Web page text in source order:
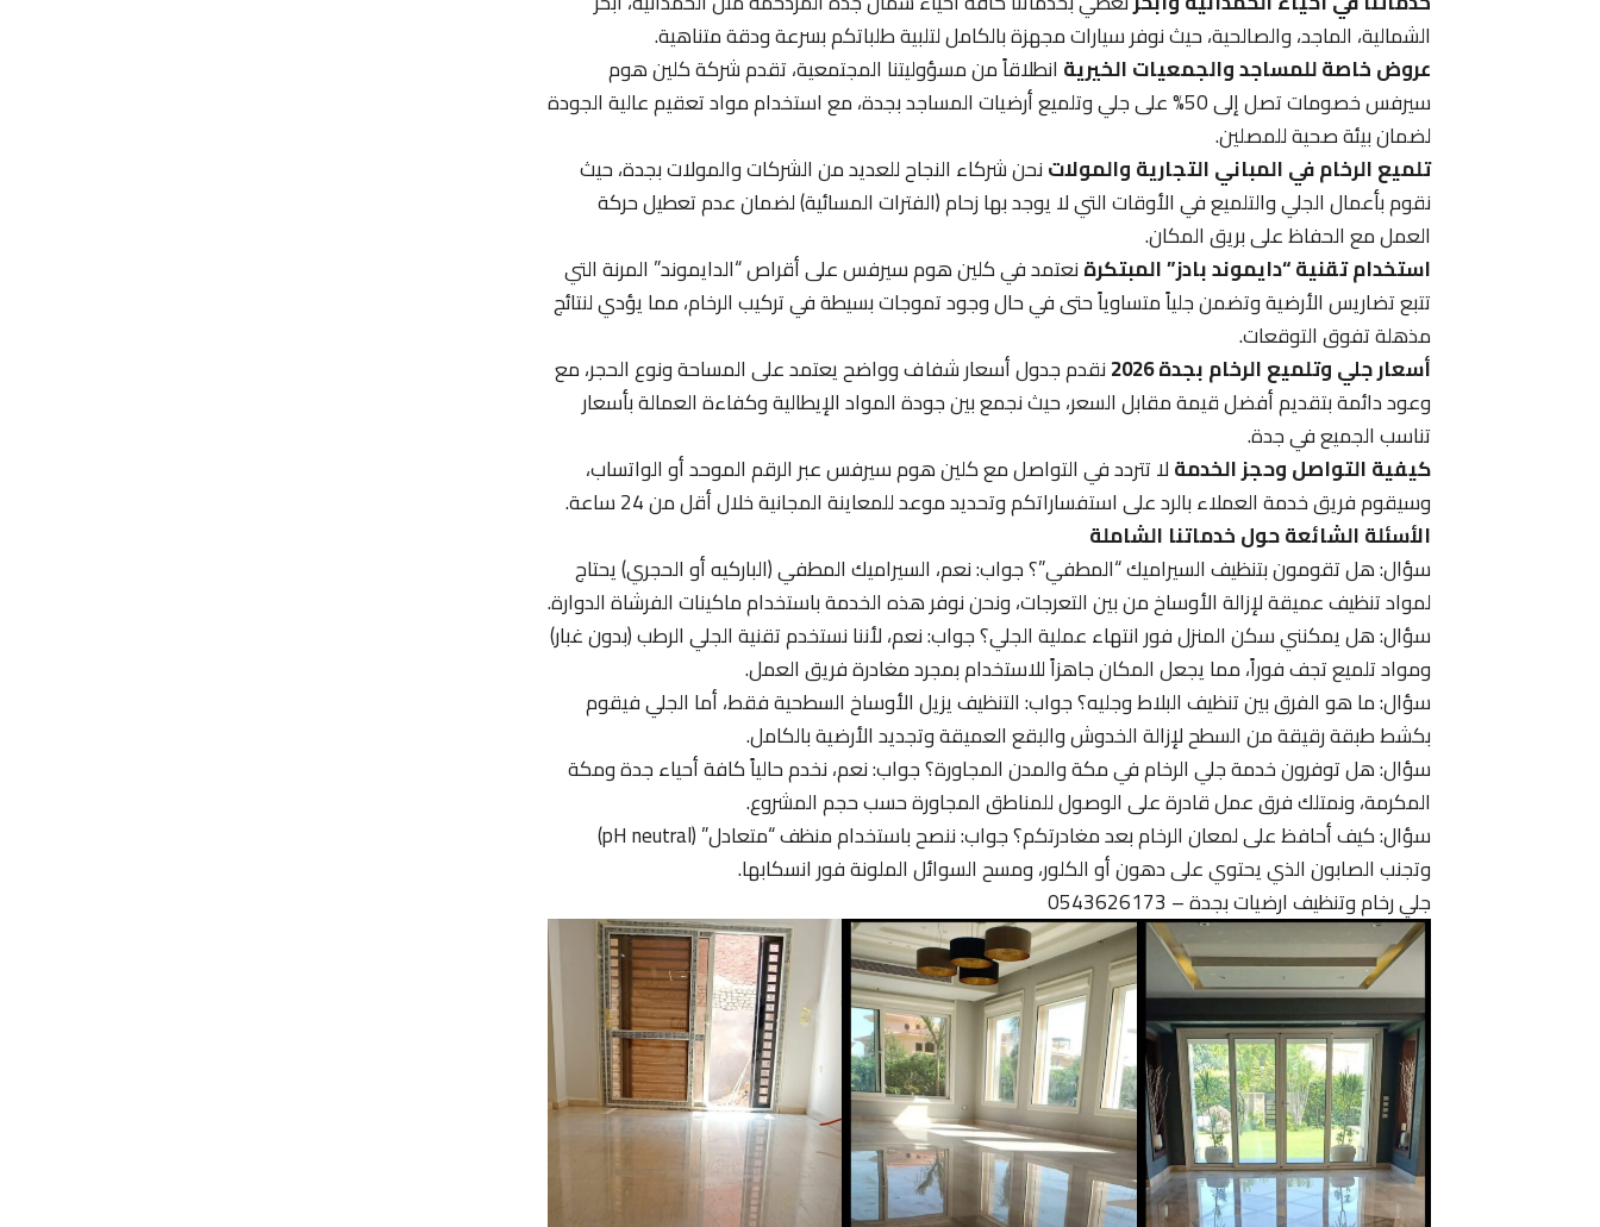
الشمالية، الماجد، والصالحية، حيث نوفر سيارات مجهزة بالكامل لتلبية طلباتكم بسرعة ودقة متناهية.
عروض خاصة للمساجد والجمعيات الخيرية انطلاقاً من مسؤوليتنا المجتمعية، تقدم شركة كلين هوم
سيرفس خصومات تصل إلى 50% على جلي وتلميع أرضيات المساجد بجدة، مع استخدام مواد تعقيم عالية الجودة
لضمان بيئة صحية للمصلين.
تلميع الرخام في المباني التجارية والمولاتنحن شركاء النجاح للعديد من الشركات والمولات بجدة، حيث
نقوم بأعمال الجلي والتلميع في الأوقات التي لا يوجد بها زحام (الفترات المسائية) لضمان عدم تعطيل حركة
العمل مع الحفاظ على بريق المكان.
استخدام تقنية “دايموند بادز” المبتكرةنعتمد في كلين هوم سيرفس على أقراص “الدايموند” المرنة التي
تتبع تضاريس الأرضية وتضمن جلياً متساوياً حتى في حال وجود تموجات بسيطة في تركيب الرخام، مما يؤدي لنتائج
مذهلة تفوق التوقعات.
أسعار جلي وتلميع الرخام بجدة 2026
نقدم جدول أسعار شفاف وواضح يعتمد على المساحة ونوع الحجر، مع
وعود دائمة بتقديم أفضل قيمة مقابل السعر، حيث نجمع بين جودة المواد الإيطالية وكفاءة العمالة بأسعار
تناسب الجميع في جدة.
كيفية التواصل وحجز الخدمةلا تتردد في التواصل مع كلين هوم سيرفس عبر الرقم الموحد أو الواتساب،
وسيقوم فريق خدمة العملاء بالرد على استفساراتكم وتحديد موعد للمعاينة المجانية خلال أقل من 24 ساعة.
الأسئلة الشائعة حول خدماتنا الشاملة
سؤال: هل تقومون بتنظيف السيراميك “المطفي”؟ جواب: نعم، السيراميك المطفي (الباركيه أو الحجري) يحتاج
لمواد تنظيف عميقة لإزالة الأوساخ من بين التعرجات، ونحن نوفر هذه الخدمة باستخدام ماكينات الفرشاة الدوارة.
سؤال: هل يمكنني سكن المنزل فور انتهاء عملية الجلي؟ جواب: نعم، لأننا نستخدم تقنية الجلي الرطب (بدون غبار)
ومواد تلميع تجف فوراً، مما يجعل المكان جاهزاً للاستخدام بمجرد مغادرة فريق العمل.
سؤال: ما هو الفرق بين تنظيف البلاط وجليه؟ جواب: التنظيف يزيل الأوساخ السطحية فقط، أما الجلي فيقوم
بكشط طبقة رقيقة من السطح لإزالة الخدوش والبقع العميقة وتجديد الأرضية بالكامل.
سؤال: هل توفرون خدمة جلي الرخام في مكة والمدن المجاورة؟ جواب: نعم، نخدم حالياً كافة أحياء جدة ومكة
المكرمة، ونمتلك فرق عمل قادرة على الوصول للمناطق المجاورة حسب حجم المشروع.
سؤال: كيف أحافظ على لمعان الرخام بعد مغادرتكم؟ جواب: ننصح باستخدام منظف “متعادل” (pH neutral)
وتجنب الصابون الذي يحتوي على دهون أو الكلور، ومسح السوائل الملونة فور انسكابها.
جلي رخام وتنظيف ارضيات بجدة – 0543626173